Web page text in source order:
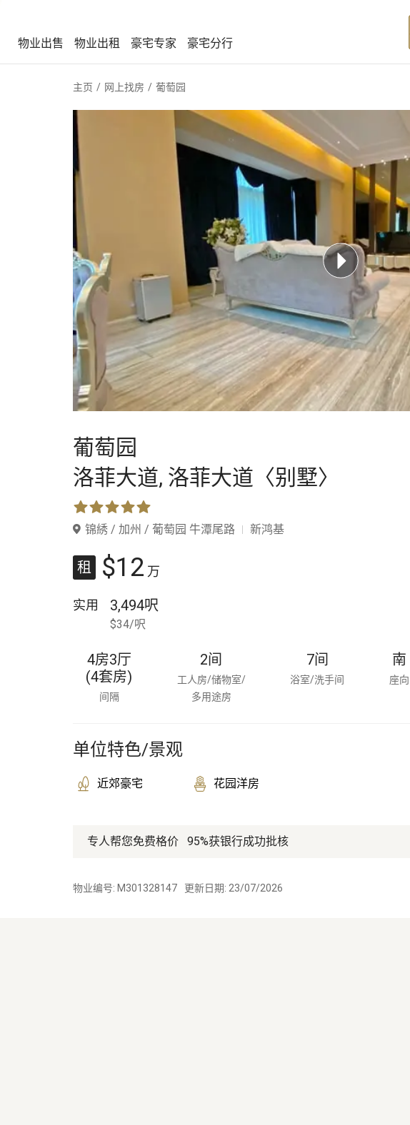
物业出售 物业出租 豪宅专家 豪宅分行
主页 网上找房 葡萄园
葡萄园
洛菲大道, 洛菲大道〈别墅〉
锦綉 / 加州 / 葡萄园 牛潭尾路 新鸿基
租 $12 万
实用 3,494呎
$34/呎
4房3厅
(4套房)
间隔
2间
工人房/储物室/
多用途房
7间
浴室/洗手间
南
座向
单位特色/景观
近郊豪宅 花园洋房
专人帮您免费格价 95%获银行成功批核
物业编号: M301328147 更新日期: 23/07/2026